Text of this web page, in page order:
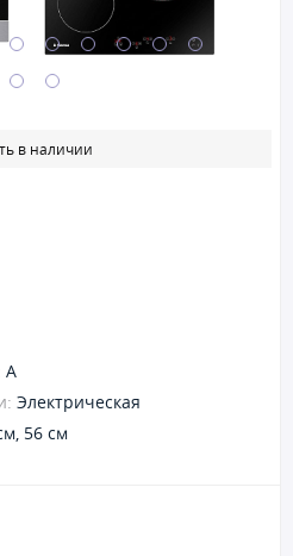
в наличии
A
Электрическая
56 см